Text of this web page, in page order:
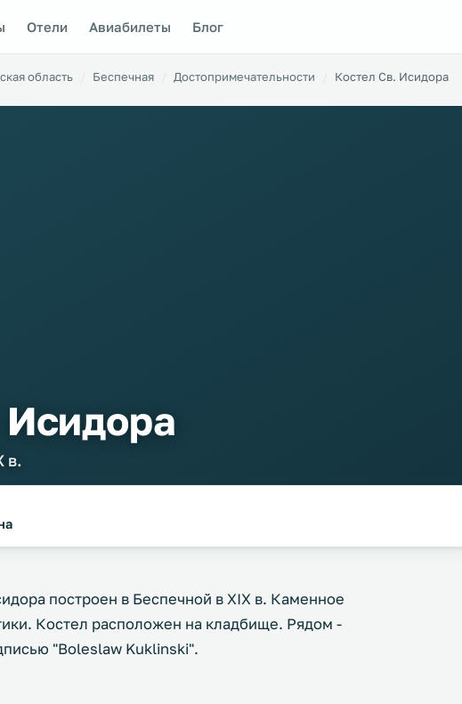
Отели Авиабилеты Блог
область Беспечная Достопримечательности Костел Св. Исидора
в.
построен в Беспечной в XIX в. Каменное
Костел расположен на кладбище. Рядом -
"Boleslaw Kuklinski".